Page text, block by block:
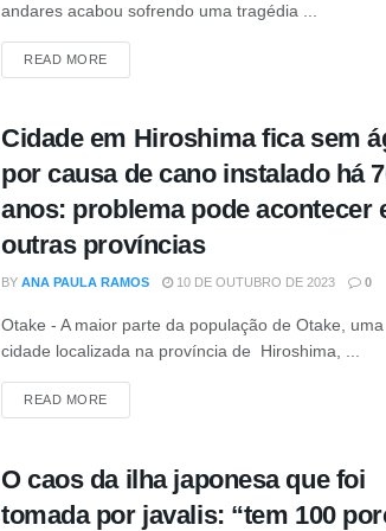
andares acabou sofrendo uma tragédia ...
READ MOREDETAILS
Cidade em Hiroshima fica sem
por causa de cano instalado há
anos: problema pode acontecer
outras províncias
BY ANA PAULA RAMOS 10 DE OUTUBRO DE 2023 0
Otake - A maior parte da população de Otake, uma
cidade localizada na província de Hiroshima, ...
READ MOREDETAILS
O caos da ilha japonesa que foi
tomada por javalis: “tem 100